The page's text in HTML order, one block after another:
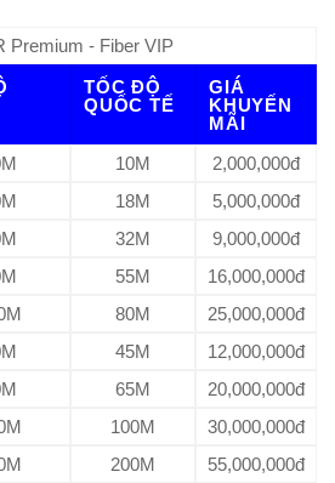
Premium - Fiber VIP
TỐC ĐỘ
QUỐC TẾ
GIÁ
KHUYẾN
MÃI
10M
2,000,000đ
18M
5,000,000đ
32M
9,000,000đ
55M
16,000,000đ
80M
25,000,000đ
45M
12,000,000đ
65M
20,000,000đ
100M
30,000,000đ
200M
55,000,000đ